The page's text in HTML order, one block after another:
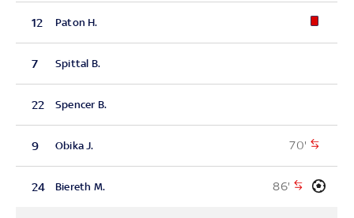
12 Paton H.
7 Spittal B.
22 Spencer B.
9 Obika J. 70'
24 Biereth M. 86'